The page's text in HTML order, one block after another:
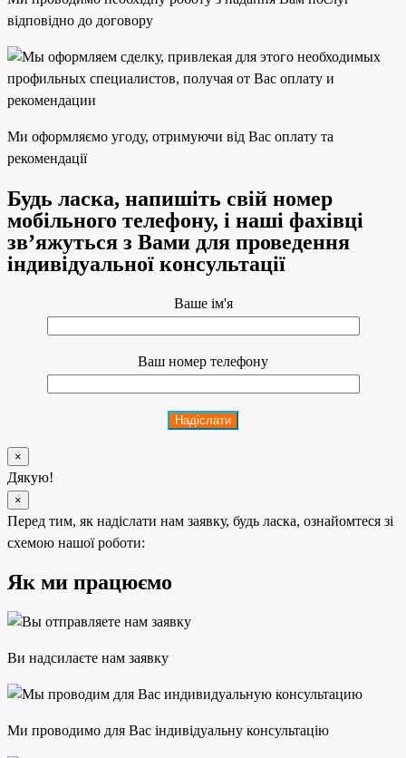
відповідно до договору
Ми оформляємо угоду, отримуючи від Вас оплату та
рекомендації
Будь ласка, напишіть свій номер
мобільного телефону, і наші фахівці
зв’яжуться з Вами для проведення
індивідуальної консультації
Ваше ім'я
Ваш номер телефону
×
Дякую!
×
Перед тим, як надіслати нам заявку, будь ласка, ознайомтеся зі
схемою нашої роботи:
Як ми працюємо
Ви надсилаєте нам заявку
Ми проводимо для Вас індивідуальну консультацію